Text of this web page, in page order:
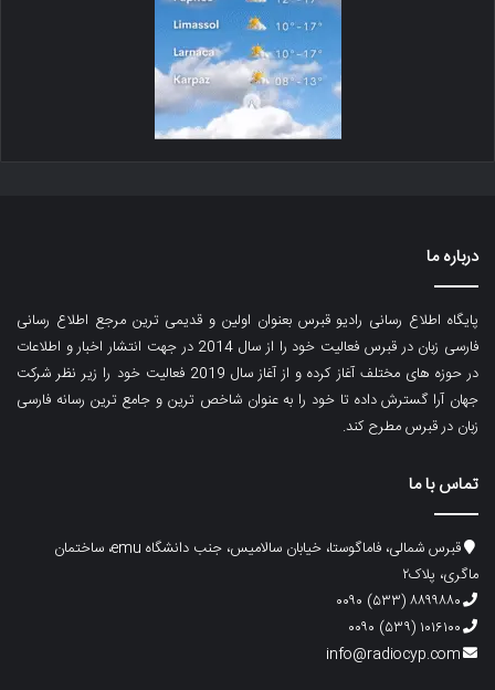
درباره ما
پایگاه اطلاع رسانی رادیو قبرس بعنوان اولین و قدیمی ترین مرجع اطلاع رسانی
فارسی زبان در قبرس فعالیت خود را از سال 2014 در جهت انتشار اخبار و اطلاعات
در حوزه های مختلف آغاز کرده و از آغاز سال 2019 فعالیت خود را زیر نظر شرکت
جهان آرا گسترش داده تا خود را به عنوان شاخص ترین و جامع ترین رسانه فارسی
زبان در قبرس مطرح کند.
تماس با ما
قبرس شمالی، فاماگوستا، خیابان سالامیس، جنب دانشگاه emu، ساختمان
ماگری، پلاک۲
۸۸۹۹۸۸۰ (۵۳۳) ۰۰۹۰
۱۰۱۶۱۰۰ (۵۳۹) ۰۰۹۰
info@radiocyp.com